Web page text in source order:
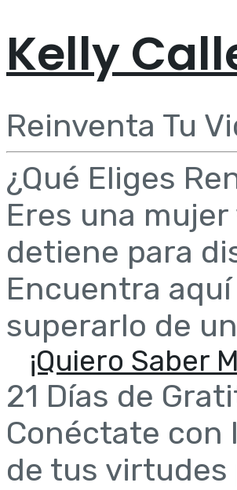
Kelly
Reinventa Tu
¿Qué Eliges
Eres una
detiene para
Encuentra
superarlo de
¡Quiero Saber
21 Días de
Conéctate con
de tus virtudes